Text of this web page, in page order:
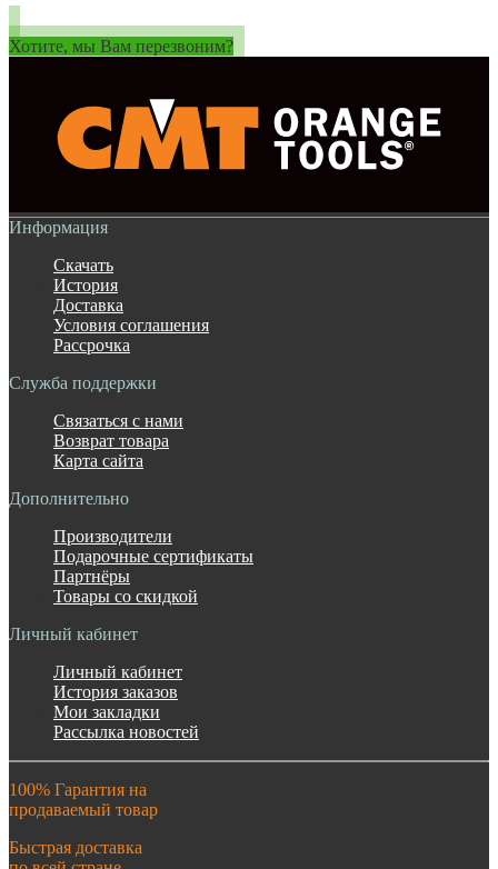
Хотите, мы Вам перезвоним?
Информация
Скачать
История
Доставка
Условия соглашения
Рассрочка
Служба поддержки
Связаться с нами
Возврат товара
Карта сайта
Дополнительно
Производители
Подарочные сертификаты
Партнёры
Товары со скидкой
Личный кабинет
Личный кабинет
История заказов
Мои закладки
Рассылка новостей
100% Гарантия на
продаваемый товар
Быстрая доставка